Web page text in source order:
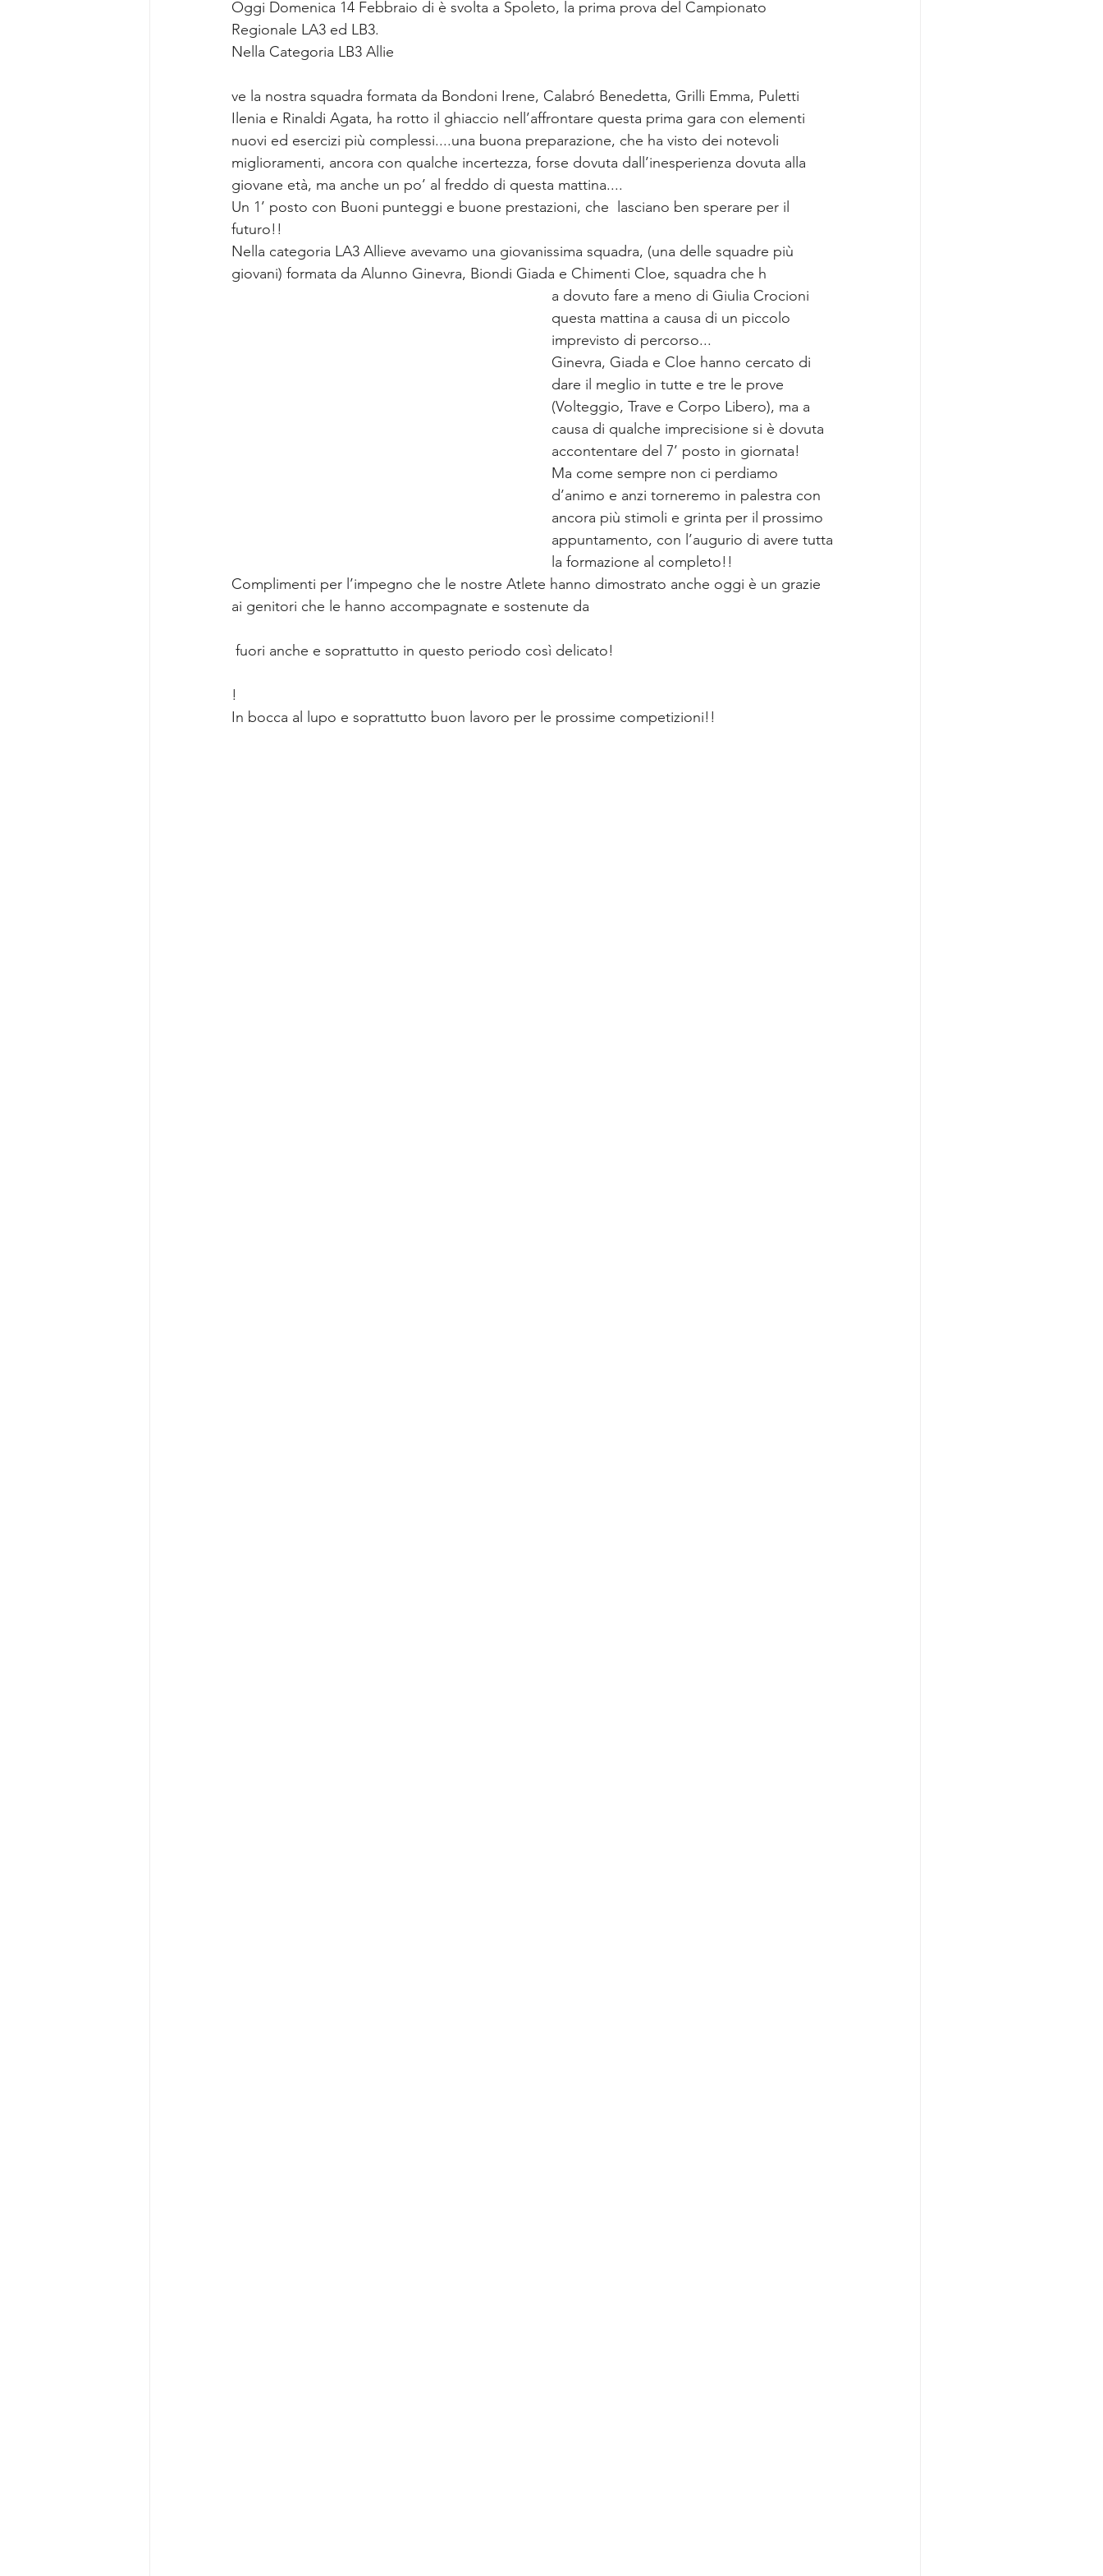
Oggi Domenica 14 Febbraio di è svolta a Spoleto, la prima prova del Campionato
Regionale LA3 ed LB3.
Nella Categoria LB3 Allie
ve la nostra squadra formata da Bondoni Irene, Calabró Benedetta, Grilli Emma, Puletti
Ilenia e Rinaldi Agata, ha rotto il ghiaccio nell’affrontare questa prima gara con elementi
nuovi ed esercizi più complessi....una buona preparazione, che ha visto dei notevoli
miglioramenti, ancora con qualche incertezza, forse dovuta dall’inesperienza dovuta alla
giovane età, ma anche un po’ al freddo di questa mattina....
Un 1’ posto con Buoni punteggi e buone prestazioni, che  lasciano ben sperare per il
futuro!!
Nella categoria LA3 Allieve avevamo una giovanissima squadra, (una delle squadre più
giovani) formata da Alunno Ginevra, Biondi Giada e Chimenti Cloe, squadra che h
a dovuto fare a meno di Giulia Crocioni
questa mattina a causa di un piccolo
imprevisto di percorso...
Ginevra, Giada e Cloe hanno cercato di
dare il meglio in tutte e tre le prove
(Volteggio, Trave e Corpo Libero), ma a
causa di qualche imprecisione si è dovuta
accontentare del 7’ posto in giornata!
Ma come sempre non ci perdiamo
d’animo e anzi torneremo in palestra con
ancora più stimoli e grinta per il prossimo
appuntamento, con l’augurio di avere tutta
la formazione al completo!!
Complimenti per l’impegno che le nostre Atlete hanno dimostrato anche oggi è un grazie
ai genitori che le hanno accompagnate e sostenute da
fuori anche e soprattutto in questo periodo così delicato!
!
In bocca al lupo e soprattutto buon lavoro per le prossime competizioni!!